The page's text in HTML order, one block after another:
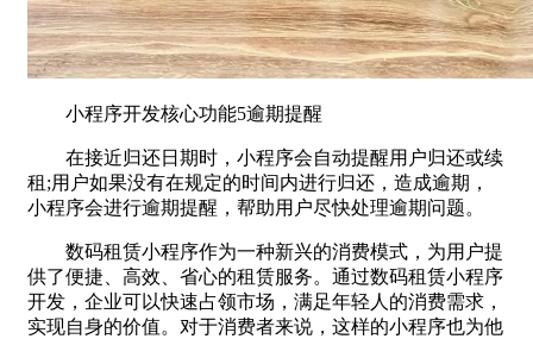
小程序开发核心功能5逾期提醒
在接近归还日期时，小程序会自动提醒用户归还或续
租;用户如果没有在规定的时间内进行归还，造成逾期，
小程序会进行逾期提醒，帮助用户尽快处理逾期问题。
数码租赁小程序作为一种新兴的消费模式，为用户提
供了便捷、高效、省心的租赁服务。通过数码租赁小程序
开发，企业可以快速占领市场，满足年轻人的消费需求，
实现自身的价值。对于消费者来说，这样的小程序也为他